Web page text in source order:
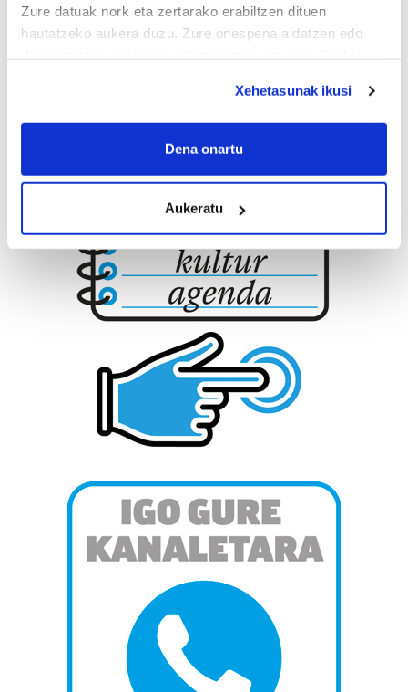
Zure datuak nork eta zertarako erabiltzen dituen
hautatzeko aukera duzu. Zure onespena aldatzen edo
If you allow, we would also like to:
Collect information about your geographical
Identify your device by actively scanning it for
specific characteristics (fingerprinting)
Find out more about how your personal data is processed
and set your preferences in thedetails section .
Guk eta gure bazkideek zure datu pertsonalak
prozesatzen ditugu, zure IP zenbakia, besteak beste,
teknologia erabiliz, cookieak adibidez, iragarki eta eduki
pertsonalizatuak eskaintzeko, iragarkiak eta edukia
neurtzeko, jendeari buruzko informazioa biltzeko eta
produktuak garatzeko. Zure datuak nork eta zertarako
Bazkide batzuek ez dizute baimenik eskatzen, eta beren
interes komertzial legitimoetan babesten dira. Ikusi gure
bazkideen zerrenda, beren ustez zein helburutarako
duten interes legitimoa eta horren aurka nola egin
Lortu zure datu pertsonalak prozesatzeko moduari
buruzko informazio gehiago eta ezarri zure lehentasunak
datuen atalean. Edozein unetan alda edo ken dezakezu
Xehetasunak ikusi
Dena onartu
Aukeratu